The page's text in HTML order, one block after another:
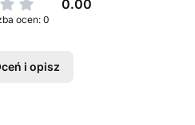
0.00
ocen: 0
i opisz